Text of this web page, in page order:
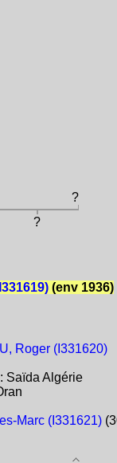
?
?
(env 1936)
Roger (I331620)
Saïda Algérie
Marc (I331621)